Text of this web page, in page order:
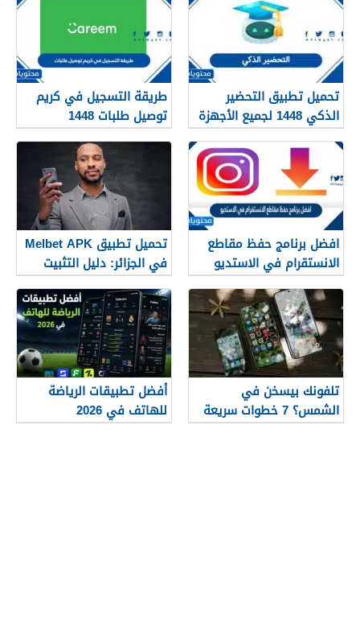
تحميل تطبيق التحضير
الذكي 1448 لجميع الأجهزة
طريقة التسجيل في كريم
توصيل طلبات 1448
افضل برنامج حفظ مقاطع
الانستقرام في الاستديو
2026
تحميل تطبيق Melbet APK
في الجزائر: دليل التثبيت
والاستخدام 2026
تلفونك بيسخن في
الشمس؟ 7 خطوات سريعة
لإنقاذ الموبايل فورا
أفضل تطبيقات الرياضة
للهاتف في 2026